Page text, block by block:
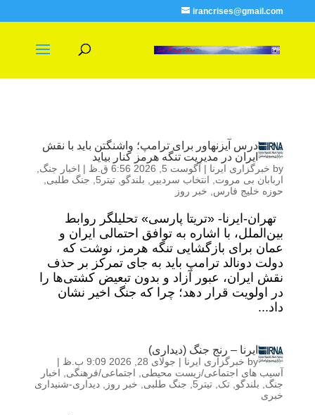
irancrises@gmail.com
درس آیزنهاور برای ترامپ؛ واشنگتن باید با نقش
ایران در مدیریت تنگه هرمز کنار بیاید
by خبرگزاری ایرنا | آگوست 5, 2026 6:56 ق.ظ | اخبار جنگ
اربابان بی مروت
انتخاب سردبیر بلندگو تیتر5 جنگ طلبی
حوزه خلیج فارس
خبر روز
تهران-ایرنا- «تریتا پارسی» تحلیلگر روابط
بین‌الملل، با اشاره به توافق احتمالی ایران و
عمان برای بازگشایی تنگه هرمز، نوشت که
دولت دونالد ترامپ باید به جای تمرکز بر حذف
نقش ایران، عبور آزاد و بدون تبعیض کشتی‌ها را
در اولویت قرار دهد؛ چرا که جنگ اخیر نشان
داد...
ایرنا – رنج جنگ (دیداری)
by خبرگزاری ایرنا | جولای 28, 2026 9:09 ب.ظ
|
آسیب های اجتماعی/زیست محیطی
اجتماعی/فرهنگی
اخبار
جنگ
بلندگو تک تیتر5 جنگ طلبی خبر روز
دیداری-شنیداری
خبری